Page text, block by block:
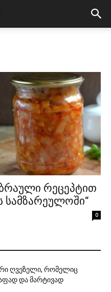
რეცეპტით
სამზარეულოში“
0
ღვეზელი, რომელიც
და მარტივად